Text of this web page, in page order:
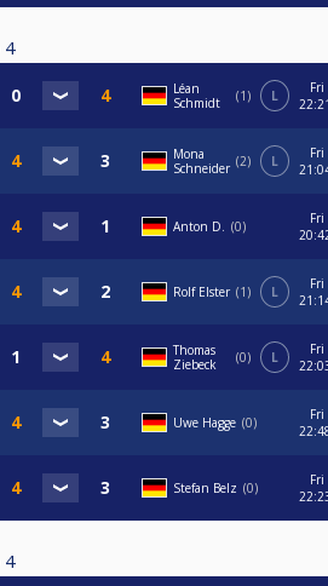
4
Léan
Schmidt
1 L
Fri
Mona
Schneider 2 L
Fri
Anton D. 0
Fri
Rolf Elster 1 L
Fri
Thomas
Ziebeck
0 L
Fri
Uwe Hagge 0
Fri
Stefan Belz 0
Fri
4